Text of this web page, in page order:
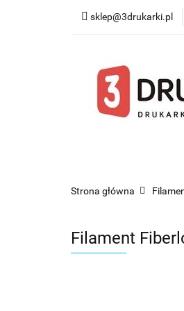
sklep@3drukarki.pl
Strona główna
Filament